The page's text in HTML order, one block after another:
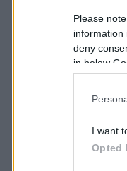
Please
information
deny
in below
I want
Opted